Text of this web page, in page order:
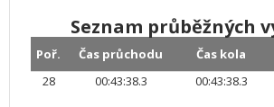
Seznam průběžných
Poř. Čas průchodu Čas kola
28
00:43:38.3 00:43:38.3